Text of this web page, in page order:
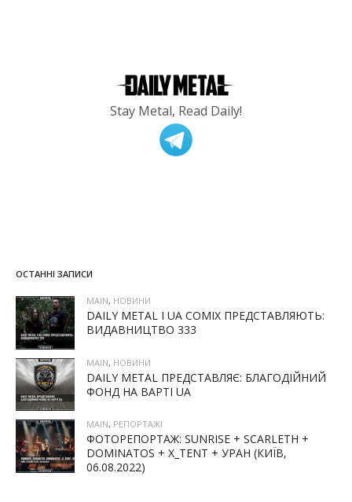
Stay Metal, Read Daily!
ОСТАННІ ЗАПИСИ
MAIN, НОВИНИ
DAILY METAL І UA COMIX ПРЕДСТАВЛЯЮТЬ:
ВИДАВНИЦТВО 333
MAIN, НОВИНИ
DAILY METAL ПРЕДСТАВЛЯЄ: БЛАГОДІЙНИЙ
ФОНД НА ВАРТІ UA
MAIN, РЕПОРТАЖІ
ФОТОРЕПОРТАЖ: SUNRISE + SCARLETH +
DOMINATOS + X_TENT + УРАН (КИЇВ,
06.08.2022)